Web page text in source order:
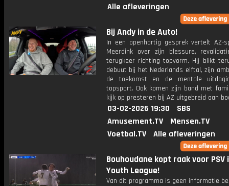
Alle afleveringen
Bij Andy in de Auto!
In een openhartig gesprek vertelt AZ-
Meerdink over zijn blessure,
terugkeer richting topvorm. Hij blikt
debuut bij het Nederlands elftal, zijn
de toekomst en de mentale
topsport. Ook komen zijn band met
kijk op presteren bij AZ uitgebreid aan
03-02-2026 19:30
SBS
Amusement.TV
Mensen.TV
Voetbal.TV
Alle afleveringen
Bouhoudane kopt raak voor PSV
Youth League!
Van dit programma is geen informatie